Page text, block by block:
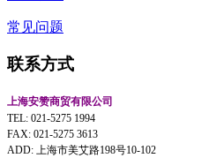
常见问题
联系方式
上海安赞商贸有限公司
TEL: 021-5275 1994
FAX: 021-5275 3613
ADD: 上海市美艾路198号10-102